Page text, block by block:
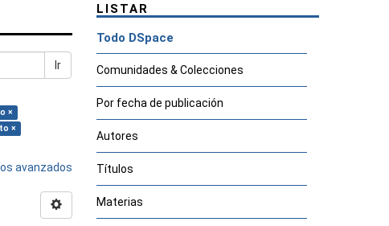
Ir
×
×
avanzados
LISTAR
Todo DSpace
Comunidades & Colecciones
Por fecha de publicación
Autores
Títulos
Materias